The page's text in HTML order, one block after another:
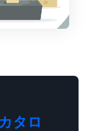
タロ